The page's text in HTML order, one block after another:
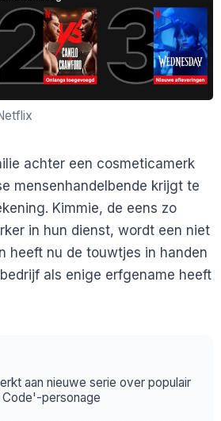
achter een cosmeticamerk
mensenhandelbende krijgt te
Kimmie, de eens zo
in hun dienst, wordt een niet
heeft nu de touwtjes in handen
als enige erfgename heeft
aan nieuwe serie over populair
Code'-personage